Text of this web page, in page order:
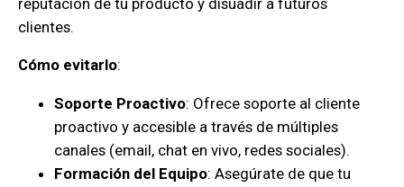
clientes.
Cómo evitarlo:
Soporte Proactivo: Ofrece soporte al cliente
proactivo y accesible a través de múltiples
canales (email, chat en vivo, redes sociales).
Formación del Equipo: Asegúrate de que tu